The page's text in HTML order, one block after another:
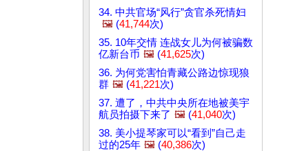
34. 中共官场“风行”贪官杀死情妇
🖼️ (41,744次)
35. 10年交情 连战女儿为何被骗数
亿新台币 🖼️ (41,625次)
36. 为何党害怕青藏公路边惊现狼
群 🖼️ (41,221次)
37. 遭了，中共中央所在地被美宇
航员拍摄下来了 🖼️ (41,040次)
38. 美小提琴家可以“看到”自己走
过的25年 🖼️ (40,386次)